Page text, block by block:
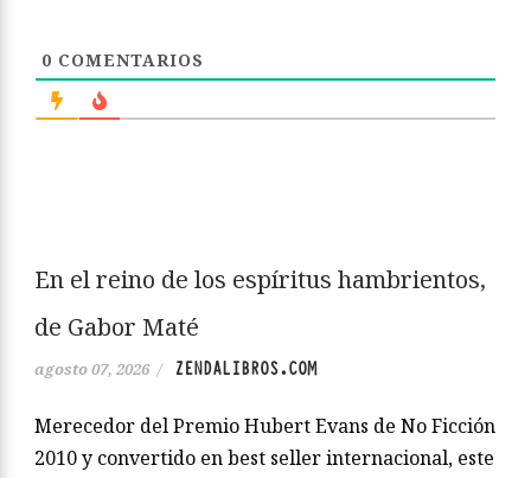
0 COMENTARIOS
En el reino de los espíritus hambrientos,
de Gabor Maté
agosto 07, 2026 / ZENDALIBROS.COM
Merecedor del Premio Hubert Evans de No Ficción
2010 y convertido en best seller internacional, este